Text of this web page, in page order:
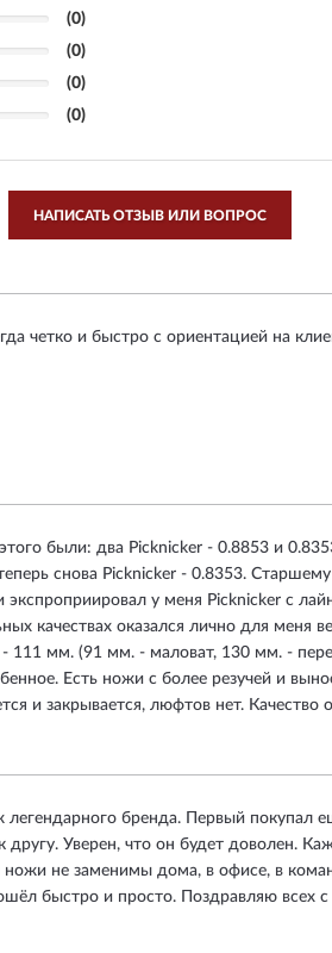
(0)
(0)
(0)
(0)
НАПИСАТЬ ОТЗЫВ ИЛИ ВОПРОС
четко и быстро с ориентацией на
были: два Picknicker - 0.8853 и
снова Picknicker - 0.8353.
у меня Picknicker c
качествах оказался лично для меня
мм. (91 мм. - маловат, 130 мм. -
Есть ножи с более резучей и
и закрывается, люфтов нет. Качество
легендарного бренда. Первый
другу. Уверен, что он будет доволен.
не заменимы дома, в офисе, в
быстро и просто. Поздравляю